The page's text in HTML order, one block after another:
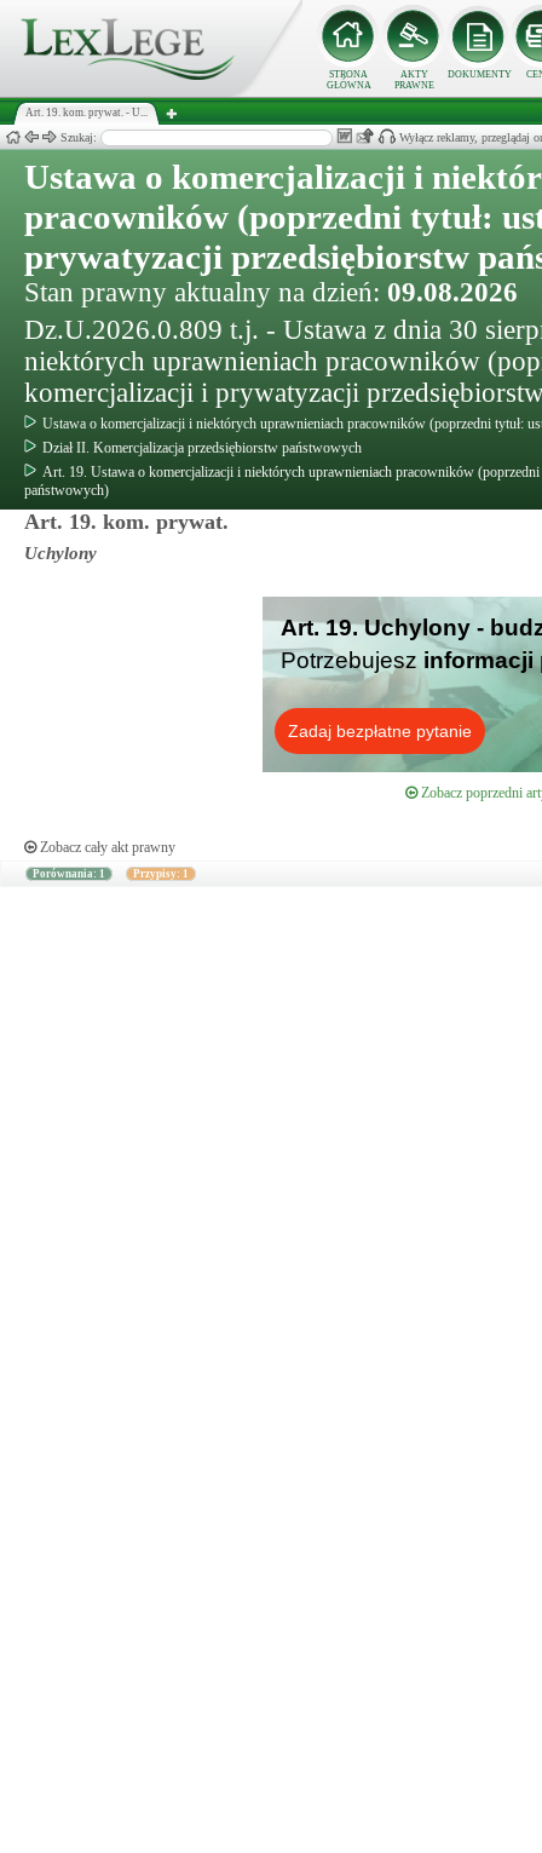
STRONA
GŁÓWNA
AKTY
PRAWNE
DOKUMENTY
Art. 19. kom. prywat. - U...
Szukaj: Wyłącz reklamy, przeglądaj
Ustawa o komercjalizacji i
pracowników (poprzedni tytuł:
prywatyzacji przedsiębiorstw
Stan prawny aktualny na dzień: 09.08.2026
Dz.U.2026.0.809 t.j. - Ustawa z dnia 30
niektórych uprawnieniach pracowników
komercjalizacji i prywatyzacji
Ustawa o komercjalizacji i niektórych uprawnieniach pracowników (poprzedni tytuł:
Dział II. Komercjalizacja przedsiębiorstw państwowych
Art. 19. Ustawa o komercjalizacji i niektórych uprawnieniach pracowników
państwowych)
Art. 19. kom. prywat.
Uchylony
Art. 19. Uchylony -
Potrzebujesz informacji
Zadaj bezpłatne pytanie
Zobacz poprzedni
Zobacz cały akt prawny
Porównania: 1 Przypisy: 1